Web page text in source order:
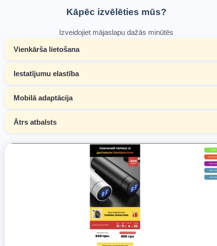
Kāpēc izvēlēties mūs?
Izveidojiet mājaslapu dažās minūtēs
Vienkārša lietošana
Iestatījumu elastība
Mobilā adaptācija
Ātrs atbalsts